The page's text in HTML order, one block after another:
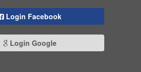
Login Facebook
Login Google